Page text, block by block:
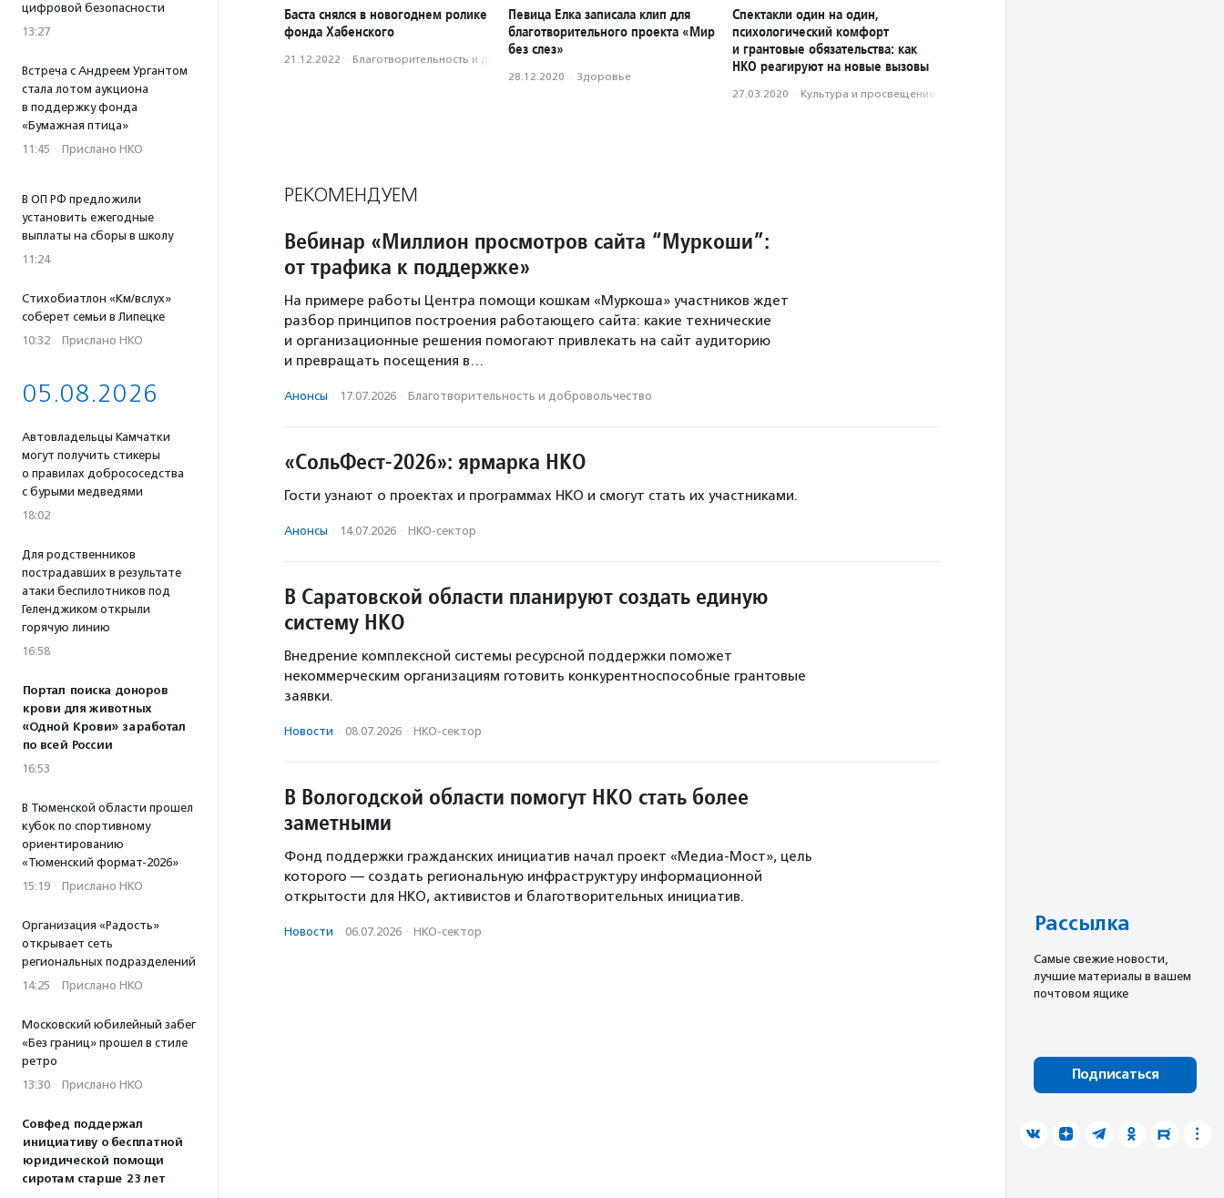
цифровой безопасности
13:27
Встреча с Андреем Ургантом
стала лотом аукциона
в поддержку фонда
«Бумажная птица»
11:45 · Прислано НКО
В ОП РФ предложили
установить ежегодные
выплаты на сборы в школу
11:24
Стихобиатлон «Км/вслух»
соберет семьи в Липецке
10:32 · Прислано НКО
05.08.2026
Автовладельцы Камчатки
могут получить стикеры
о правилах добрососедства
с бурыми медведями
18:02
Для родственников
пострадавших в результате
атаки беспилотников под
Геленджиком открыли
горячую линию
16:58
Портал поиска доноров
крови для животных
«Одной Крови» заработал
по всей России
16:53
В Тюменской области прошел
кубок по спортивному
ориентированию
«Тюменский формат-2026»
15:19 · Прислано НКО
Организация «Радость»
открывает сеть
региональных подразделений
14:25 · Прислано НКО
Московский юбилейный забег
«Без границ» прошел в стиле
ретро
13:30 · Прислано НКО
Совфед поддержал
инициативу о бесплатной
юридической помощи
сиротам старше 23 лет
Баста снялся в новогоднем ролике
фонда Хабенского
21.12.2022 · Благотвори­тель­ность и доброволь­чест­во
Певица Елка записала клип для
благотворительного проекта «Мир
без слез»
28.12.2020 · Здоровье
Спектакли один на один,
психологический комфорт
и грантовые обязательства: как
НКО реагируют на новые вызовы
27.03.2020 · Культура и просвещение
РЕКОМЕНДУЕМ
Вебинар «Миллион просмотров сайта “Муркоши”:
от трафика к поддержке»
На примере работы Центра помощи кошкам «Муркоша» участников ждет
разбор принципов построения работающего сайта: какие технические
и организационные решения помогают привлекать на сайт аудиторию
и превращать посещения в…
Анонсы · 17.07.2026 · Благотвори­тель­ность и доброволь­чест­во
«СольФест-2026»: ярмарка НКО
Гости узнают о проектах и программах НКО и смогут стать их участниками.
Анонсы · 14.07.2026 · НКО-сектор
В Саратовской области планируют создать единую
систему НКО
Внедрение комплексной системы ресурсной поддержки поможет
некоммерческим организациям готовить конкурентноспособные грантовые
заявки.
Новости · 08.07.2026 · НКО-сектор
В Вологодской области помогут НКО стать более
заметными
Фонд поддержки гражданских инициатив начал проект «Медиа-Мост», цель
которого — создать региональную инфраструктуру информационной
открытости для НКО, активистов и благотворительных инициатив.
Новости · 06.07.2026 · НКО-сектор Рассылка
Cамые свежие новости,
лучшие материалы в вашем
почтовом ящике
Подписаться